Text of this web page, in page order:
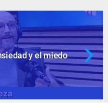
Ansiedad: supuestos